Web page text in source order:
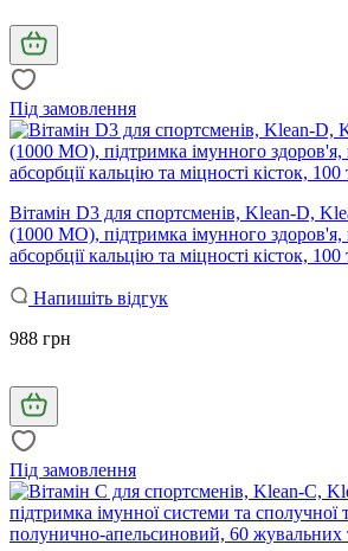
Під замовлення
Вітамін D3 для спортсменів, Klean-D,
(1000 МО), підтримка імунного здоров'я,
абсорбції кальцію та міцності кісток, 100
Напишіть відгук
988 грн
Під замовлення